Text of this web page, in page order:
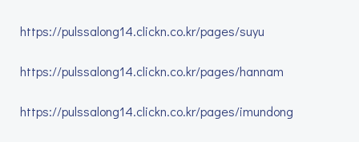
https://pulssalong14.clickn.co.kr/pages/suyu
https://pulssalong14.clickn.co.kr/pages/hannam
https://pulssalong14.clickn.co.kr/pages/imundong